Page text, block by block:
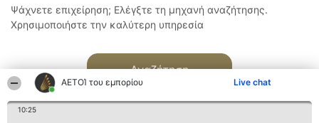
ΑΕΤΟΊ του εμπορίου Live chat
10:25
Ψάχνετε επιχείρηση; Ελέγξτε τη μηχανή αναζήτησης.
Χρησιμοποιήστε την καλύτερη υπηρεσία
Αναζήτηση